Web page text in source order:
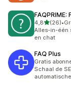
FAQPRIME:
4,8van 5
(26)
26 recensies
•
Alles-in-één
en chat
FAQ Plus
Gratis
Schaal de